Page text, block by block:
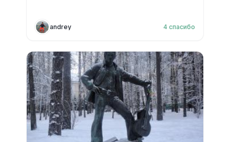
andrey 4 спасибо